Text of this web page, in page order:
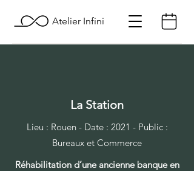
Atelier Infini
La Station
Lieu : Rouen - Date : 2021 - Public :
Bureaux et Commerce
Réhabilitation d’une ancienne banque en